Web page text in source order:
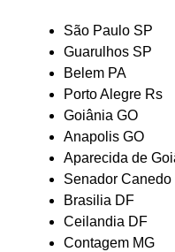
São Paulo SP
Guarulhos SP
Belem PA
Porto Alegre Rs
Goiânia GO
Anapolis GO
Aparecida de
Senador Canedo
Brasilia DF
Ceilandia DF
Contagem MG